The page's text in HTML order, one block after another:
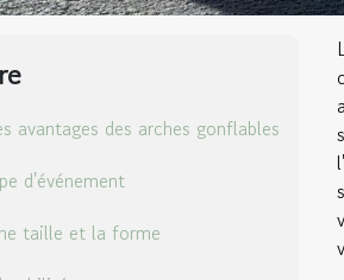
avantages des arches gonflables
d'événement
taille et la forme